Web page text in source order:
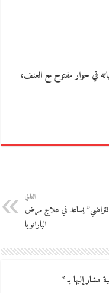
في حوار مفتوح مع العنف،
التالي
يساعد في علاج مرض
البارانويا
مشار إليها بـ*